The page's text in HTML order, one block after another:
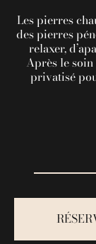
Les pierres
des pierres
relaxer,
Après le soin
privatisé